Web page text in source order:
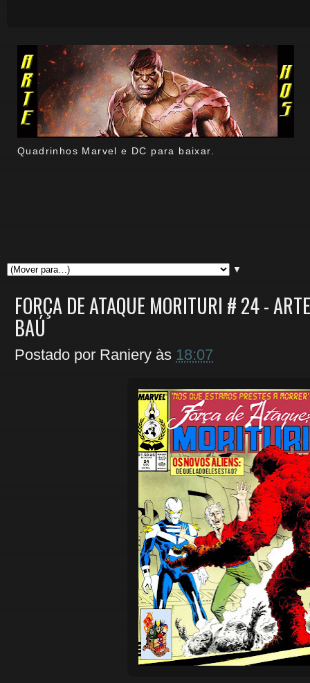
Quadrinhos Marvel e DC para baixar.
▼
FORÇA DE ATAQUE MORITURI # 24 -
BAÚ
Postado por Raniery às 18:07